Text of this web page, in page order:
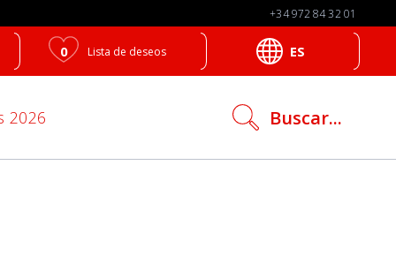
+34 972 84 32 01
0 Lista de deseos ES
2026 Buscar...
search
icon